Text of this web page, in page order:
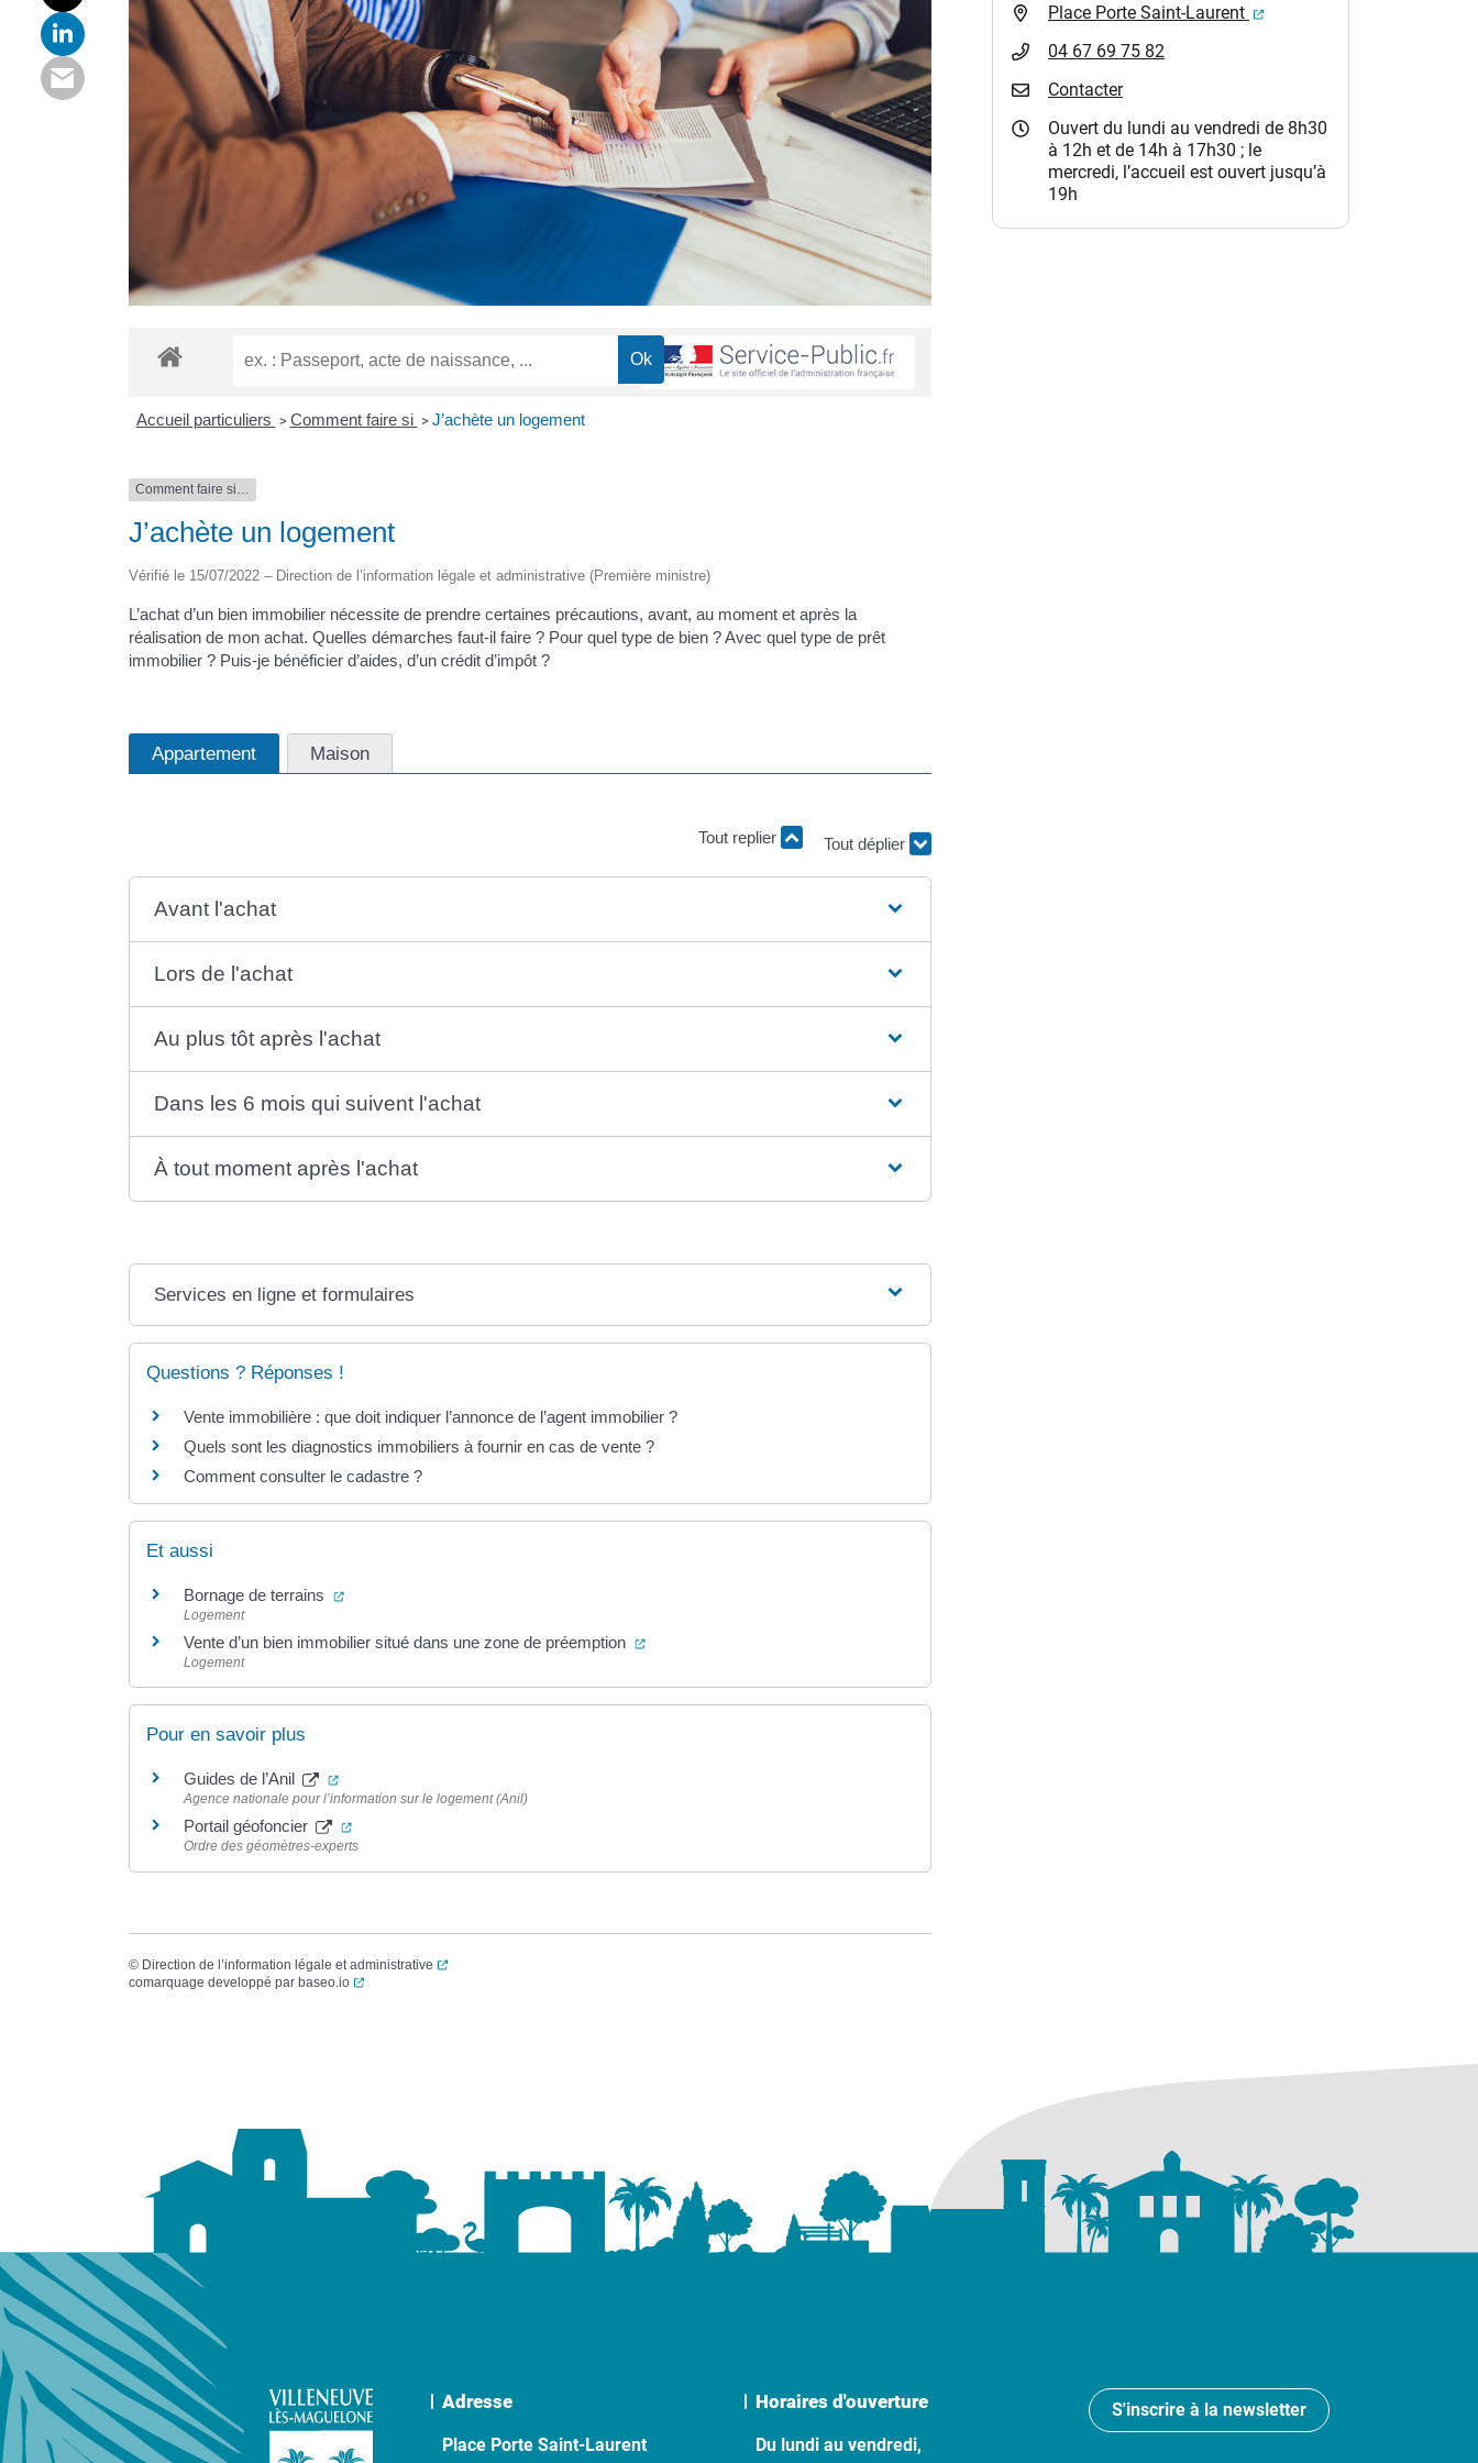
Accueil particuliers > Comment faire si > J’achète un logement
Comment faire si…
J’achète un logement
Vérifié le 15/07/2022 – Direction de l’information légale et administrative (Première ministre)
L’achat d’un bien immobilier nécessite de prendre certaines précautions, avant, au moment et après la
réalisation de mon achat. Quelles démarches faut-il faire ? Pour quel type de bien ? Avec quel type de prêt
immobilier ? Puis-je bénéficier d’aides, d’un crédit d’impôt ?
Appartement Maison
Tout replier
Tout déplier
Avant l'achat
Lors de l'achat
Au plus tôt après l'achat
Dans les 6 mois qui suivent l'achat
À tout moment après l'achat
Services en ligne et formulaires
Questions ? Réponses !
Vente immobilière : que doit indiquer l’annonce de l’agent immobilier ?
Quels sont les diagnostics immobiliers à fournir en cas de vente ?
Comment consulter le cadastre ?
Et aussi
Bornage de terrains (ouverture dans un nouvel onglet)
Logement
Vente d’un bien immobilier situé dans une zone de préemption (ouverture dans un nouvel onglet)
Logement
Pour en savoir plus
Guides de l’Anil (ouverture dans un nouvel onglet)
Agence nationale pour l’information sur le logement (Anil)
Portail géofoncier (ouverture dans un nouvel onglet)
Ordre des géomètres-experts
© Direction de l’information légale et administrative
(ouverture dans un nouvel onglet)
comarquage developpé par baseo.io (ouverture dans un nouvel onglet)
Place Porte Saint-Laurent
(ouverture dans un nouvel
04 67 69 75 82
Contacter
Ouvert du lundi au vendredi de 8h30
à 12h et de 14h à 17h30 ; le
mercredi, l’accueil est ouvert jusqu’à
19h
Adresse
Place Porte Saint-Laurent
Horaires d'ouverture
Du lundi au vendredi,
S'inscrire à la newsletter